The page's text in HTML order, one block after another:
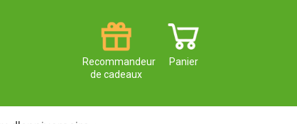
Panier
Recommandeur
de cadeaux